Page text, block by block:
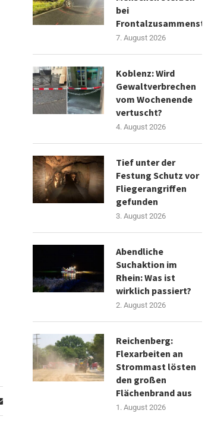
bei
7. August 2026
Koblenz: Wird
Gewaltverbrechen
vom Wochenende
vertuscht?
4. August 2026
Tief unter der
Festung Schutz vor
Fliegerangriffen
gefunden
3. August 2026
Abendliche
Suchaktion im
Rhein: Was ist
wirklich passiert?
2. August 2026
Reichenberg:
Flexarbeiten an
Strommast lösten
den großen
Flächenbrand aus
1. August 2026